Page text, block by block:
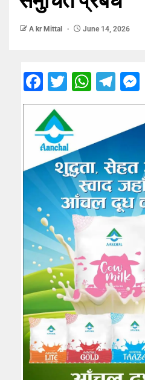
A kr Mittal June 14, 2026
Facebook
Twitter